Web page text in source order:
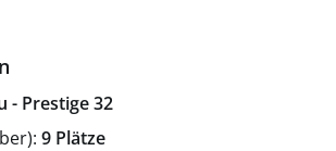
1 Badezimmer, Küche und 2
Korridore, um zum Bug zu gehen, wo
gibt. Am Heck gibt es
dem Sie essen, sitzen oder liegen
der Sonne als auch im Schatten,
- Prestige 32
9 Plätze